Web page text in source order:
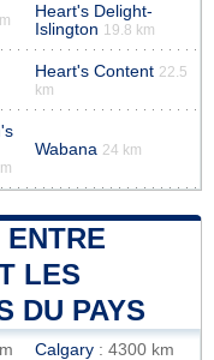
Heart's Delight-
Islington 19.8 km
Heart's Content 22.5
km
Wabana 24 km
LES
DU PAYS
Calgary : 4300 km